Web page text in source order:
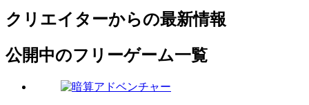
クリエイターからの最新情報
公開中のフリーゲーム一覧